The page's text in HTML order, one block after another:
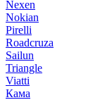
Nexen
Nokian
Pirelli
Roadcruza
Sailun
Triangle
Viatti
Кама